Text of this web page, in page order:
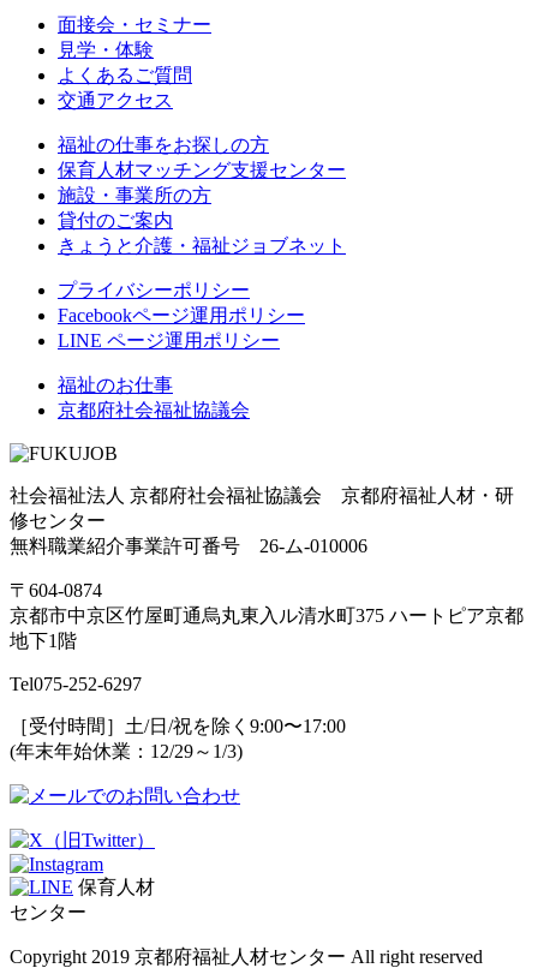
面接会・セミナー
見学・体験
よくあるご質問
交通アクセス
福祉の仕事をお探しの方
保育人材マッチング支援センター
施設・事業所の方
貸付のご案内
きょうと介護・福祉ジョブネット
プライバシーポリシー
Facebookページ運用ポリシー
LINE ページ運用ポリシー
福祉のお仕事
京都府社会福祉協議会
社会福祉法人 京都府社会福祉協議会 京都府福祉人材・研
修センター
無料職業紹介事業許可番号 26-ム-010006
〒604-0874
京都市中京区竹屋町通烏丸東入ル清水町375 ハートピア京都
地下1階
Tel075-252-6297
［受付時間］土/日/祝を除く9:00〜17:00
(年末年始休業：12/29～1/3)
保育人材
センター
Copyright 2019 京都府福祉人材センター All right reserved